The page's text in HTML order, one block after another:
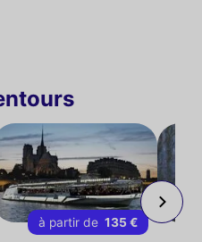
à partir de 135 €